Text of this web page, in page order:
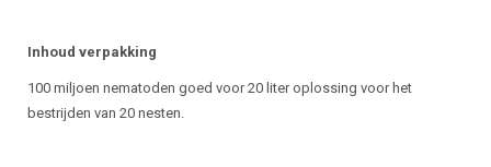
Inhoud verpakking
100 miljoen nematoden goed voor 20 liter oplossing voor het
bestrijden van 20 nesten.